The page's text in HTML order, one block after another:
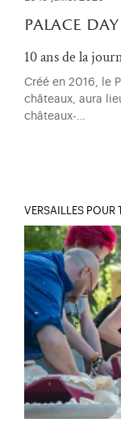
palace
10 ans de la
Créé en 2016, le
châteaux, aura
châteaux-…
VERSAILLES POUR